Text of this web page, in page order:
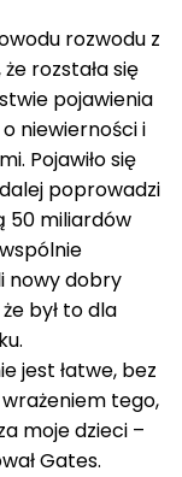
rozwodu z
rozstała się
pojawienia
niewierności i
Pojawiło się
poprowadzi
50 miliardów
nowy dobry
był to dla
jest łatwe, bez
tego,
moje dzieci –
Gates.